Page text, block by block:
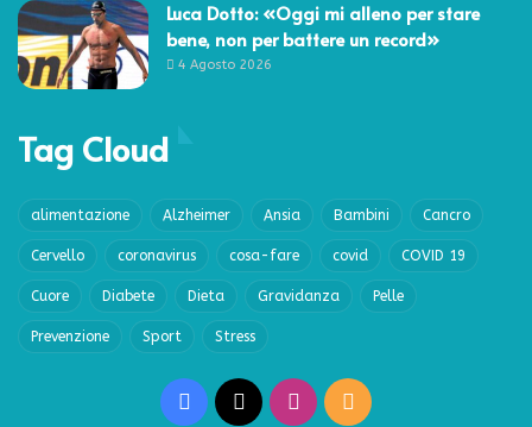
Luca Dotto: «Oggi mi alleno per stare
bene, non per battere un record»
4 Agosto 2026
Tag Cloud
alimentazione Alzheimer Ansia Bambini Cancro
Cervello coronavirus cosa-fare covid COVID 19
Cuore Diabete Dieta Gravidanza Pelle
Prevenzione Sport Stress
Facebook Instagram
RSS